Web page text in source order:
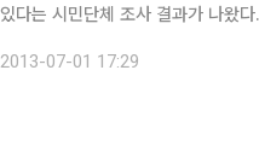
있다는 시민단체 조사 결과가 나왔다. 이들
2013-07-01 17:29